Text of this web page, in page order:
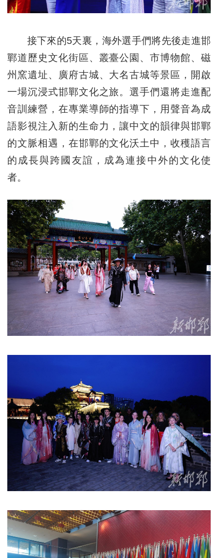
接下來的5天裏，海外選手們將先後走進邯
鄲道歷史文化街區、叢臺公園、市博物館、磁
州窯遺址、廣府古城、大名古城等景區，開啟
一場沉浸式邯鄲文化之旅。選手們還將走進配
音訓練營，在專業導師的指導下，用聲音為成
語影視注入新的生命力，讓中文的韻律與邯鄲
的文脈相遇，在邯鄲的文化沃土中，收穫語言
的成長與跨國友誼，成為連接中外的文化使
者。